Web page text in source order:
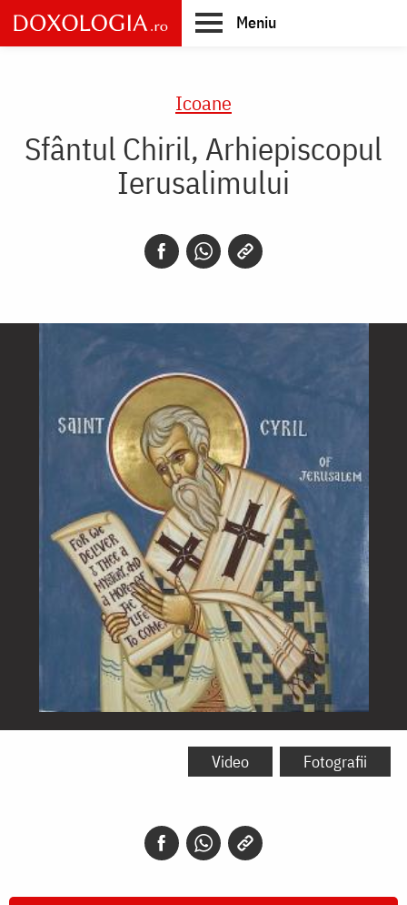
Skip
to
main
Meniu
Icoane
Sfântul Chiril, Arhiepiscopul
Ierusalimului
Sfântul
Video Fotografii